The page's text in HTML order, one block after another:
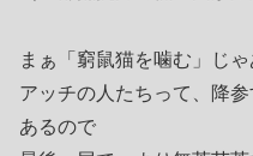
まぁ「窮鼠猫を噛む」じ
アッチの人たちって、降
あるので